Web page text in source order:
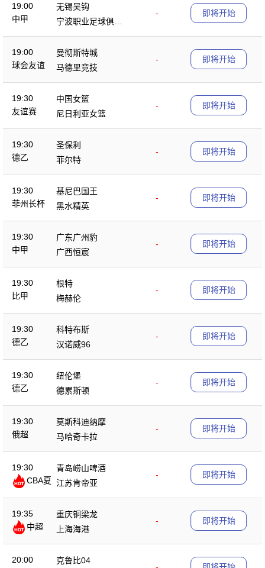
19:00
中甲
无锡吴钩
-
宁波职业足球俱乐
部
即将开始
19:00
球会友谊
曼彻斯特城
-
马德里竞技
即将开始
19:30
友谊赛
中国女篮
-
尼日利亚女篮
即将开始
19:30
德乙
圣保利
-
菲尔特
即将开始
19:30
菲州长杯
基尼巴国王
-
黑水精英
即将开始
19:30
中甲
广东广州豹
-
广西恒宸
即将开始
19:30
比甲
根特
-
梅赫伦
即将开始
19:30
德乙
科特布斯
-
汉诺威96
即将开始
19:30
德乙
纽伦堡
-
德累斯顿
即将开始
19:30
俄超
莫斯科迪纳摩
-
马哈奇卡拉
即将开始
19:30
CBA夏
青岛崂山啤酒
-
江苏肯帝亚
即将开始
19:35
中超
重庆铜梁龙
-
上海海港
即将开始
20:00
克鲁比04